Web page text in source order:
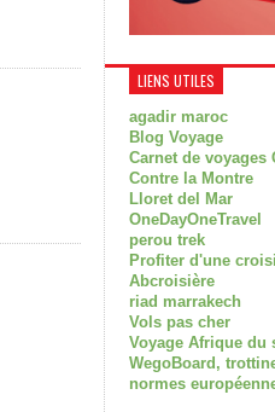
LIENS UTILES
agadir maroc
Blog Voyage
Carnet de voyages
Contre la Montre
Lloret del Mar
OneDayOneTravel
perou trek
Profiter d'une
Abcroisière
riad marrakech
Vols pas cher
Voyage Afrique du
WegoBoard,
normes